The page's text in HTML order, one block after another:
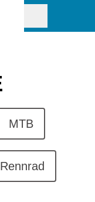
MTB
Rennrad